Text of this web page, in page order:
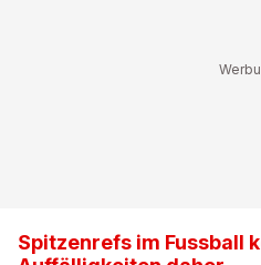
Spitzenrefs im Fussball